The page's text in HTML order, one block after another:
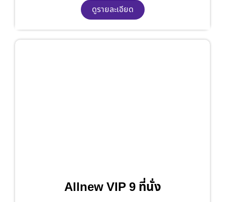
ดูรายละเอียด
Allnew VIP 9 ที่นั่ง